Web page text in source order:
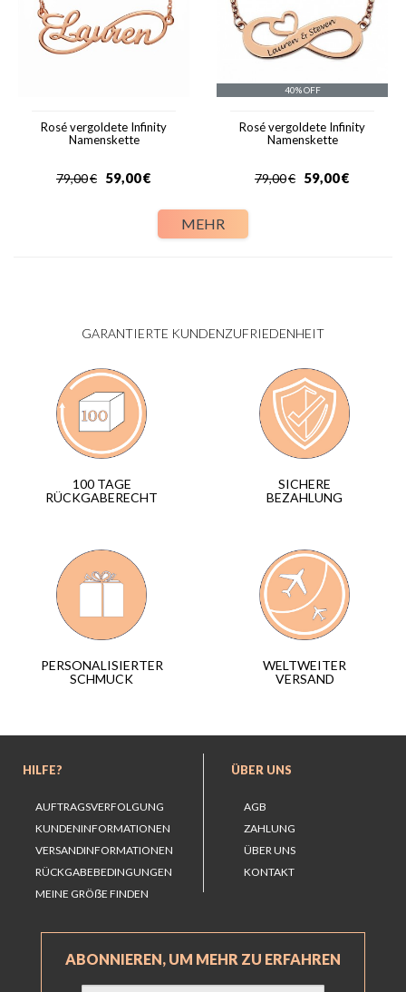
Rosé vergoldete Infinity
Namenskette
€
79,00 €
59,00
40% OFF
Rosé vergoldete Infinity
Namenskette
€
79,00 €
59,00
MEHR
GARANTIERTE KUNDENZUFRIEDENHEIT
100 TAGE
RÜCKGABERECHT
SICHERE
BEZAHLUNG
PERSONALISIERTER
SCHMUCK
WELTWEITER
VERSAND
HILFE?
AUFTRAGSVERFOLGUNG
KUNDENINFORMATIONEN
VERSANDINFORMATIONEN
RÜCKGABEBEDINGUNGEN
MEINE GRÖẞE FINDEN
ÜBER UNS
AGB
ZAHLUNG
ÜBER UNS
KONTAKT
ABONNIEREN, UM MEHR ZU ERFAHREN